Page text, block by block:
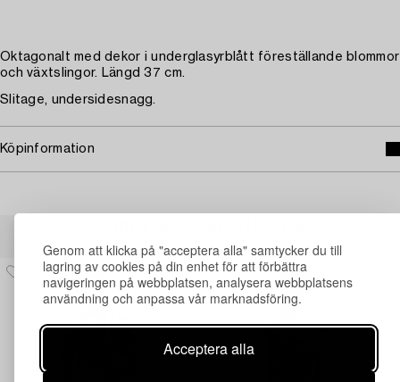
Genom att klicka på "acceptera alla" samtycker du till
lagring av cookies på din enhet för att förbättra
navigeringen på webbplatsen, analysera webbplatsens
användning och anpassa vår marknadsföring.
Acceptera alla
Oktagonalt med dekor i underglasyrblått föreställande blommor
och växtslingor. Längd 37 cm.
Slitage, undersidesnagg.
Köpinformation